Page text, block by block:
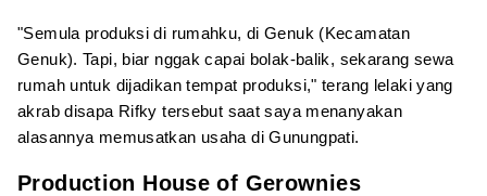
"Semula produksi di rumahku, di Genuk (Kecamatan
Genuk). Tapi, biar nggak capai bolak-balik, sekarang sewa
rumah untuk dijadikan tempat produksi," terang lelaki yang
akrab disapa Rifky tersebut saat saya menanyakan
alasannya memusatkan usaha di Gunungpati.
Production House of Gerownies